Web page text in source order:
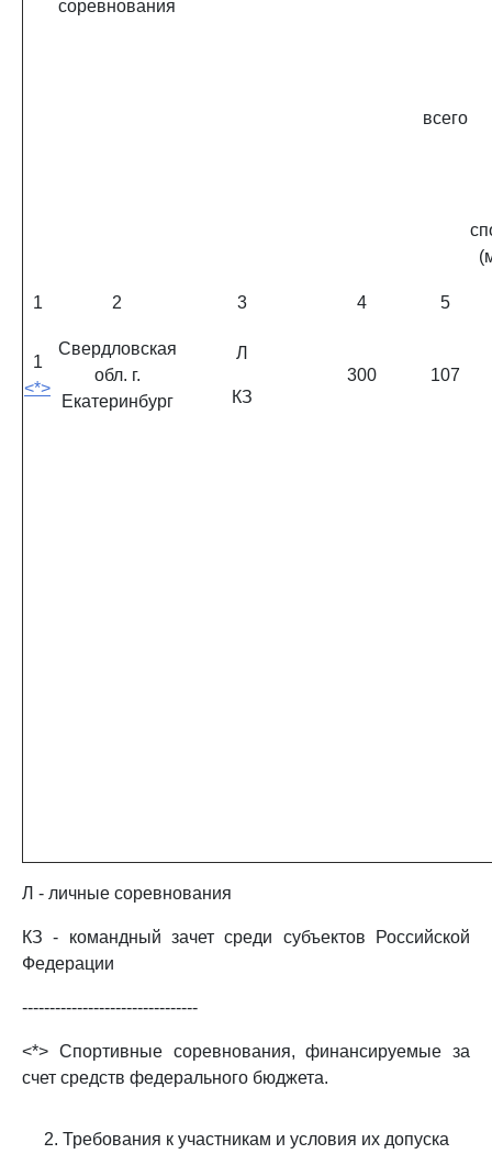
соревнования
всего
1 2 3 4 5
1
<*>
Свердловская
обл. г.
Екатеринбург
Л
КЗ
300 107
Л - личные соревнования
КЗ - командный зачет среди субъектов Российской
Федерации
--------------------------------
<*> Спортивные соревнования, финансируемые за
счет средств федерального бюджета.
2. Требования к участникам и условия их допуска